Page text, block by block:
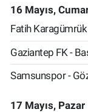
16 Mayıs,
Fatih
Gaziantep FK -
Samsunspor -
17 Mayıs, Pazar